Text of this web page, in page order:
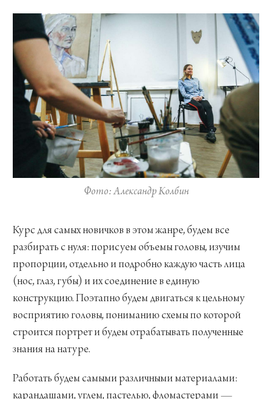
Фото: Александр Колбин
Курс для самых новичков в этом жанре, будем все
разбирать с нуля: порисуем объемы головы, изучим
пропорции, отдельно и подробно каждую часть лица
(нос, глаз, губы) и их соединение в единую
конструкцию. Поэтапно будем двигаться к цельному
восприятию головы, пониманию схемы по которой
строится портрет и будем отрабатывать полученные
знания на натуре.
Работать будем самыми различными материалами:
карандашами, углем, пастелью, фломастерами —